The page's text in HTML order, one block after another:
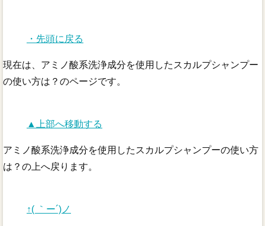
・先頭に戻る
現在は、アミノ酸系洗浄成分を使用したスカルプシャンプー
の使い方は？のページです。
▲上部へ移動する
アミノ酸系洗浄成分を使用したスカルプシャンプーの使い方
は？の上へ戻ります。
↑( ｀ー´)ノ